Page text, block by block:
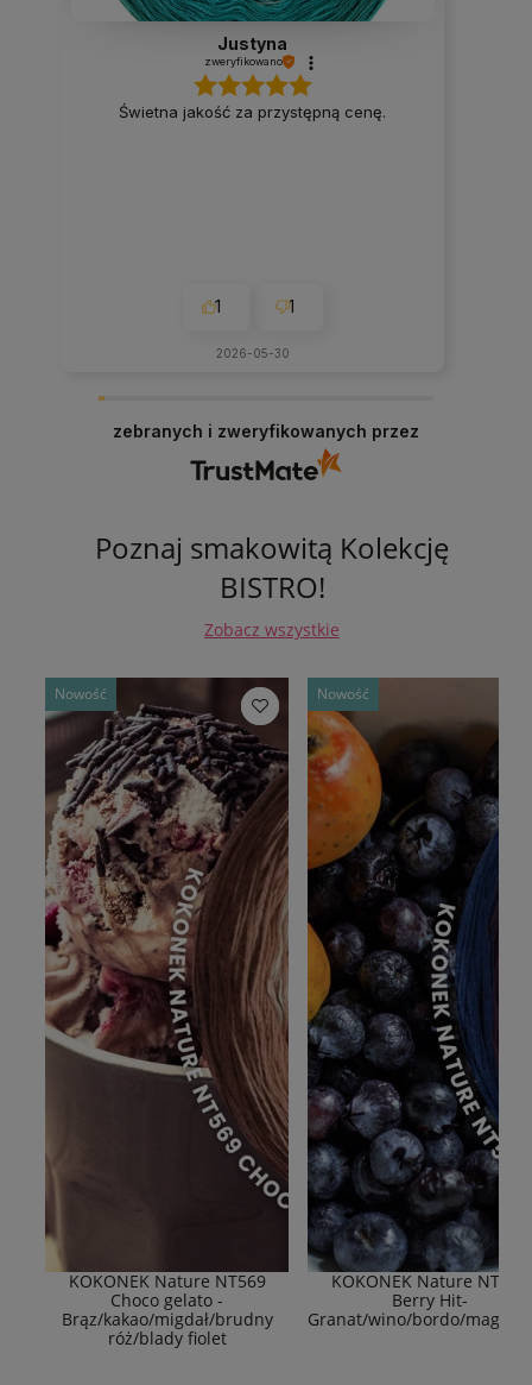
Justyna
zweryfikowano
Świetna jakość za przystępną cenę.
1 1
2026-05-30
zebranych i zweryfikowanych przez
Poznaj smakowitą Kolekcję
BISTRO!
Zobacz wszystkie
KOKONEK Nature NT569
Choco gelato -
Brąz/kakao/migdał/brudny
róż/blady fiolet
Nowość
KOKONEK Nature NT577
Berry Hit-
Granat/wino/bordo/
Nowość